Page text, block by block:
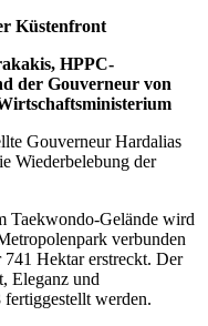
Küstenfront
Gouverneur Hardalias
Wiederbelebung der
Taekwondo-Gelände wird
verbunden
741 Hektar erstreckt. Der
Eleganz und
werden.